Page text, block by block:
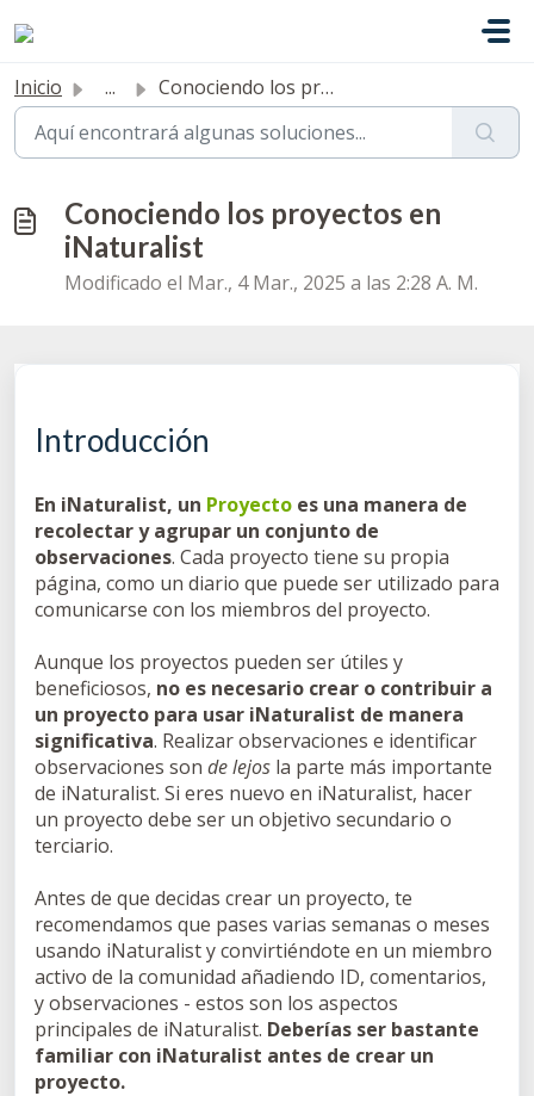
Inicio ... Conociendo los proyectos en iNaturalist
Conociendo los proyectos en
iNaturalist
Modificado el Mar., 4 Mar., 2025 a las 2:28 A. M.
Introducción
En iNaturalist, un Proyecto es una manera de
recolectar y agrupar un conjunto de
observaciones. Cada proyecto tiene su propia
página, como un diario que puede ser utilizado para
comunicarse con los miembros del proyecto.
Aunque los proyectos pueden ser útiles y
beneficiosos, no es necesario crear o contribuir a
un proyecto para usar iNaturalist de manera
significativa. Realizar observaciones e identificar
observaciones son de lejos la parte más importante
de iNaturalist. Si eres nuevo en iNaturalist, hacer
un proyecto debe ser un objetivo secundario o
terciario.
Antes de que decidas crear un proyecto, te
recomendamos que pases varias semanas o meses
usando iNaturalist y convirtiéndote en un miembro
activo de la comunidad añadiendo ID, comentarios,
y observaciones - estos son los aspectos
principales de iNaturalist. Deberías ser bastante
familiar con iNaturalist antes de crear un
proyecto.